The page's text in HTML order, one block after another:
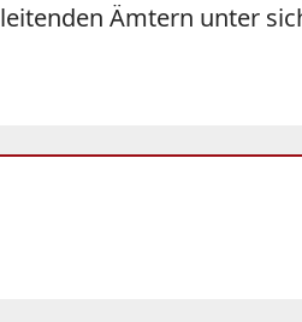
Ämtern unter